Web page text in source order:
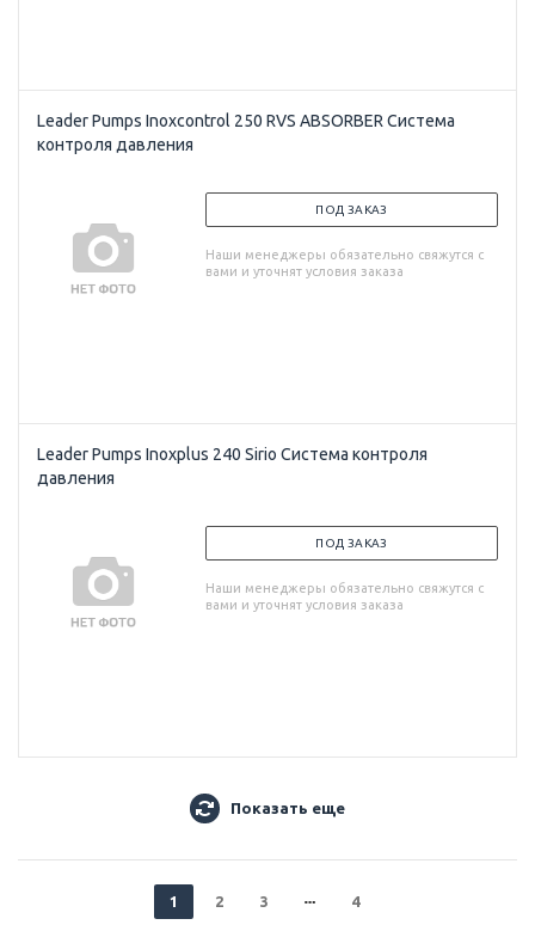
Leader Pumps Inoxcontrol 250 RVS ABSORBER Система
контроля давления
ПОД ЗАКАЗ
Наши менеджеры обязательно свяжутся с
вами и уточнят условия заказа
Leader Pumps Inoxplus 240 Sirio Система контроля
давления
ПОД ЗАКАЗ
Наши менеджеры обязательно свяжутся с
вами и уточнят условия заказа
Показать еще
1 2 3 4